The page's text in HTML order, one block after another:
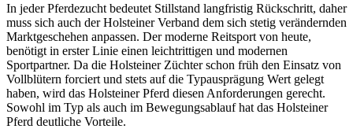
In jeder Pferdezucht bedeutet Stillstand langfristig Rückschritt, daher
muss sich auch der Holsteiner Verband dem sich stetig verändernden
Marktgeschehen anpassen. Der moderne Reitsport von heute,
benötigt in erster Linie einen leichtrittigen und modernen
Sportpartner. Da die Holsteiner Züchter schon früh den Einsatz von
Vollblütern forciert und stets auf die Typausprägung Wert gelegt
haben, wird das Holsteiner Pferd diesen Anforderungen gerecht.
Sowohl im Typ als auch im Bewegungsablauf hat das Holsteiner
Pferd deutliche Vorteile.